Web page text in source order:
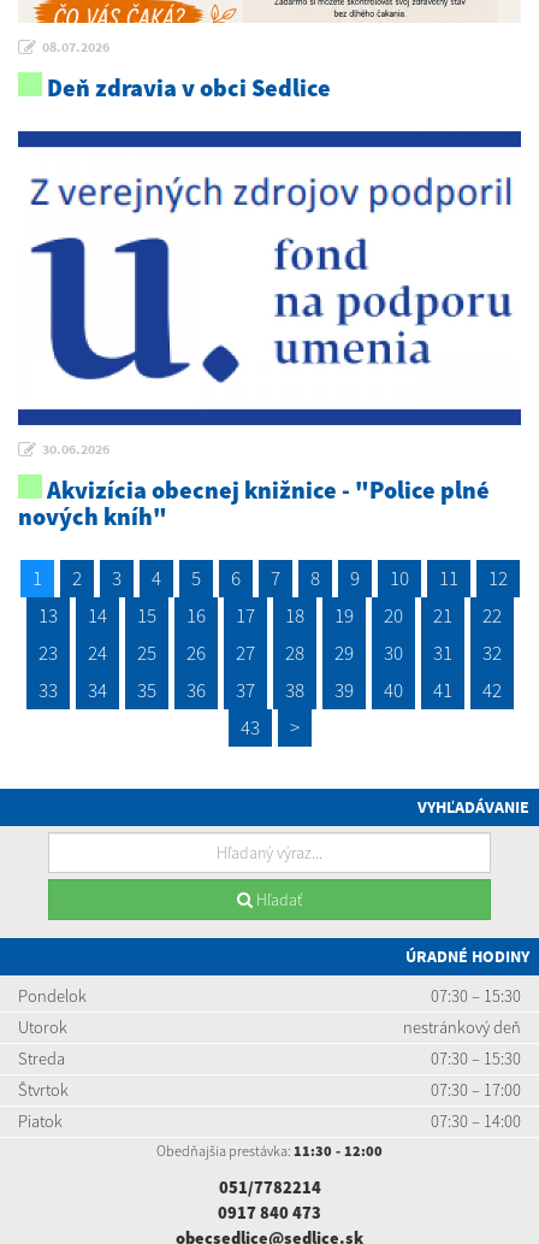
08.07.2026
Deň zdravia v obci Sedlice
30.06.2026
Akvizícia obecnej knižnice - "Police plné
nových kníh"
1 2 3 4 5 6 7 8 9 10 11
12
13
14 15 16 17 18 19 20 21
22
23
24 25 26 27 28 29 30 31
32
33
34 35 36 37 38 39 40 41
42
43
>
VYHĽADÁVANIE
Hľadať
ÚRADNÉ HODINY
Pondelok
07:30 – 15:30
Utorok
nestránkový deň
Streda
07:30 – 15:30
Štvrtok
07:30 – 17:00
Piatok
07:30 – 14:00
Obedňajšia prestávka: 11:30 - 12:00
051/7782214
0917 840 473
obecsedlice@sedlice.sk